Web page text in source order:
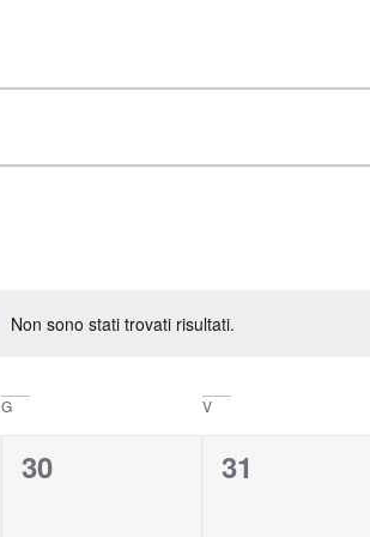
Notice
Non sono stati trovati risultati.
G V
0
30
0
31